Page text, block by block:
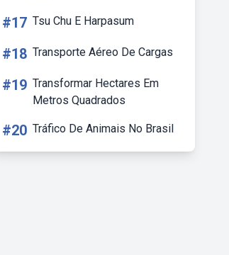
#17 Tsu Chu E Harpasum
#18 Transporte Aéreo De Cargas
#19 Transformar Hectares Em
Metros Quadrados
#20 Tráfico De Animais No Brasil